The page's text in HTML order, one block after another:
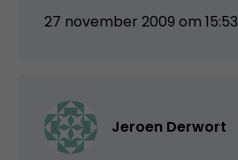
27 november 2009 om 15:53
Jeroen Derwort